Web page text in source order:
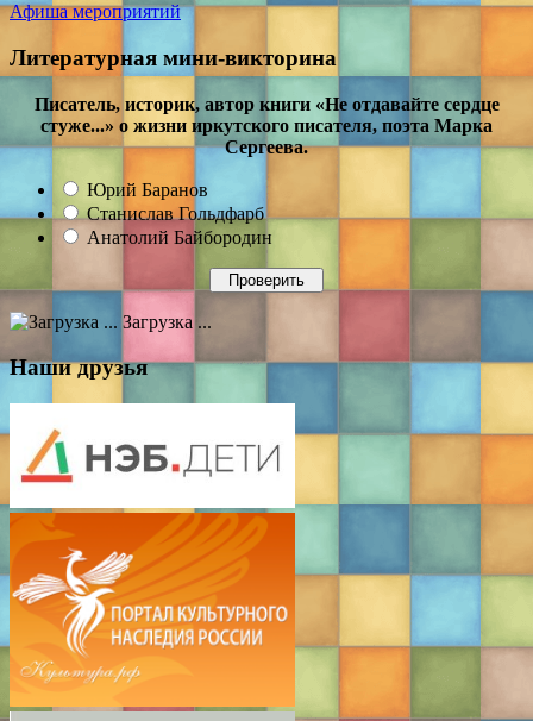
Афиша мероприятий
Литературная мини-викторина
Писатель, историк, автор книги «Не отдавайте сердце
стуже...» о жизни иркутского писателя, поэта Марка
Сергеева.
Юрий Баранов
Станислав Гольдфарб
Анатолий Байбородин
Загрузка ...
Наши друзья